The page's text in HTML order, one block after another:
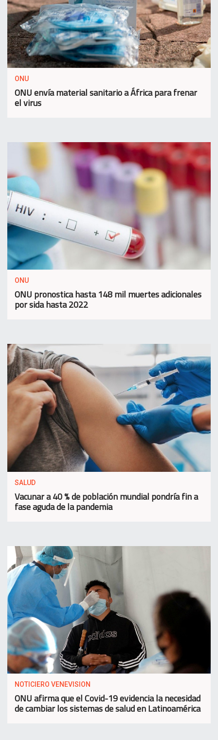
ONU
ONU envía material sanitario a África para frenar
el virus
ONU
ONU pronostica hasta 148 mil muertes adicionales
por sida hasta 2022
SALUD
Vacunar a 40 % de población mundial pondría fin a
fase aguda de la pandemia
NOTICIERO VENEVISION
ONU afirma que el Covid-19 evidencia la necesidad
de cambiar los sistemas de salud en Latinoamérica